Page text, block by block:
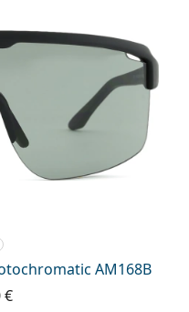
AM168B
€